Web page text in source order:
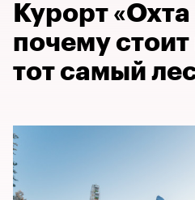
Курорт
почему стоит
тот самый